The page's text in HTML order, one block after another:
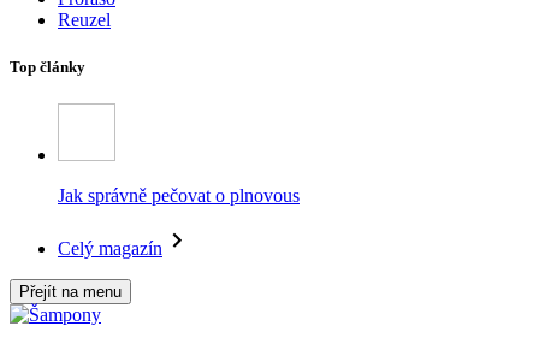
Reuzel
Top články
Jak správně pečovat o plnovous
Celý magazín
Přejít na menu